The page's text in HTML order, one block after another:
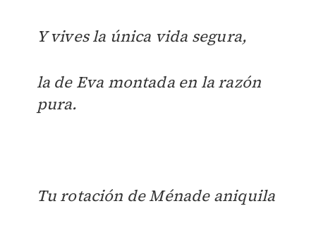
Y vives la única vida segura,
la de Eva montada en la razón
pura.
Tu rotación de Ménade aniquila